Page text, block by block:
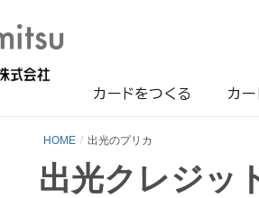
カードをつくる カー
HOME 出光のプリカ
出光クレジッ